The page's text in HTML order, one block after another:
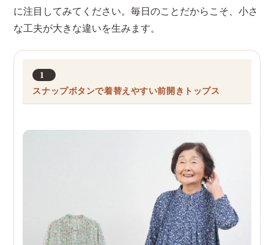
に注目してみてください。毎日のことだからこそ、小さ
な工夫が大きな違いを生みます。
1
スナップボタンで着替えやすい前開きトップス